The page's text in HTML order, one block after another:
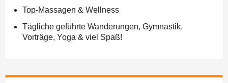
Top-Massagen & Wellness
Tägliche geführte Wanderungen, Gymnastik,
Vorträge, Yoga & viel Spaß!